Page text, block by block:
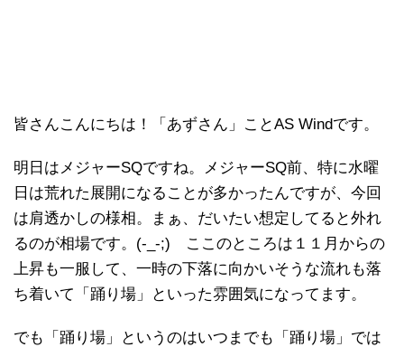
皆さんこんにちは！「あずさん」ことAS Windです。
明日はメジャーSQですね。メジャーSQ前、特に水曜
日は荒れた展開になることが多かったんですが、今回
は肩透かしの様相。まぁ、だいたい想定してると外れ
るのが相場です。(-_-;) ここのところは１１月からの
上昇も一服して、一時の下落に向かいそうな流れも落
ち着いて「踊り場」といった雰囲気になってます。
でも「踊り場」というのはいつまでも「踊り場」では